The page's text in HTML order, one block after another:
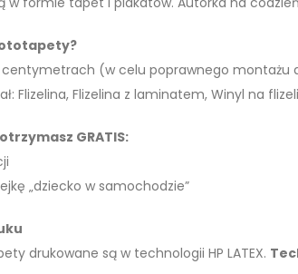
centymetrach (w celu poprawnego montażu
Flizelina, Flizelina z laminatem, Winyl na
GRATIS:
„dziecko w samochodzie”
drukowane są w technologii HP LATEX.